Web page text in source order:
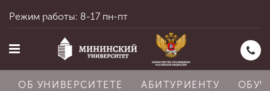
Режим работы: 8-17 пн-пт
ОБ УНИВЕРСИТЕТЕ АБИТУРИЕНТУ